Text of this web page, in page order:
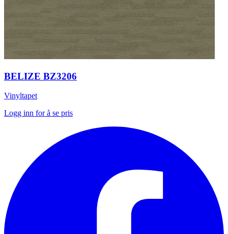
BELIZE BZ3206
Vinyltapet
Logg inn for å se pris